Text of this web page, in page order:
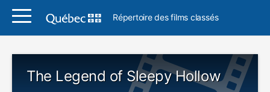
Répertoire des films classés
The Legend of Sleepy Hollow